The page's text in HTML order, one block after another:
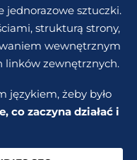
jednorazowe sztuczki.
strukturą strony,
wewnętrznym
linków zewnętrznych.
językiem, żeby było
co zaczyna działać i